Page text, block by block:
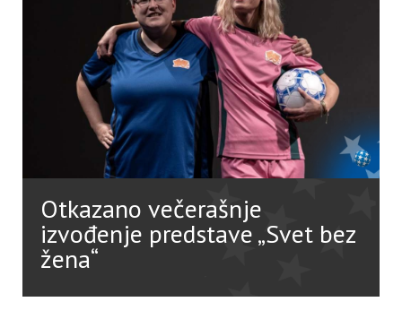
Otkazano večerašnje
izvođenje predstave „Svet bez
žena“